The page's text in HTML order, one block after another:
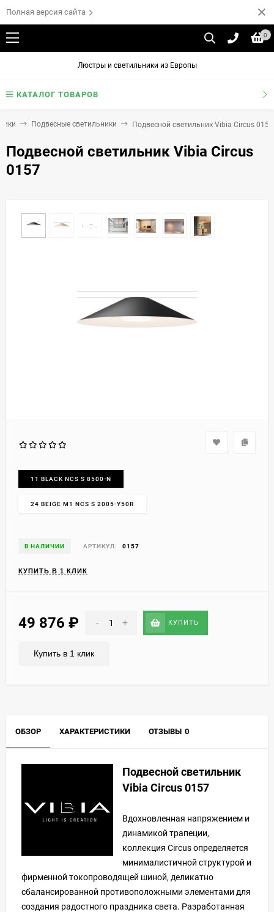
Полная версия сайта
0
Люстры и светильники из Европы
КАТАЛОГ ТОВАРОВ
Подвесные светильники Подвесной светильник Vibia Circus 0157
Подвесной светильник Vibia Circus
0157
11 BLACK NCS S 8500-N
24 BEIGE M1 NCS S 2005-Y50R
В НАЛИЧИИ АРТИКУЛ: 0157
КУПИТЬ В 1 КЛИК
49 876 ₽ - + КУПИТЬ
Купить в 1 клик
ОБЗОР ХАРАКТЕРИСТИКИ ОТЗЫВЫ 0
Подвесной светильник
Vibia Circus 0157
Вдохновленная напряжением и
динамикой трапеции,
коллекция Circus определяется
минималистичной структурой и
фирменной токопроводящей шиной, деликатно
сбалансированной противоположными элементами для
создания радостного праздника света. Разработанная